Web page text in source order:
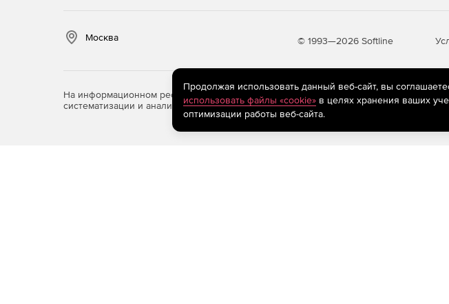
Москва © 1993—2026 Softline
На информационном ресурсе store.softline.ru применяются рекомендательные
систематизации и анализа сведений, относящихся к предпочтениям
Продолжая использовать данный веб-сайт, вы
использовать файлы «cookie»в целях хранения ваших
оптимизации работы веб-сайта.